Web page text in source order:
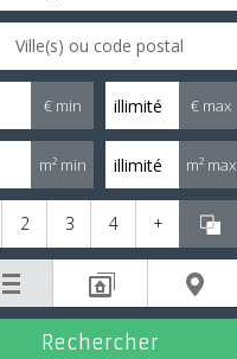
€ min € max
m² min m² max
2 3 4 +